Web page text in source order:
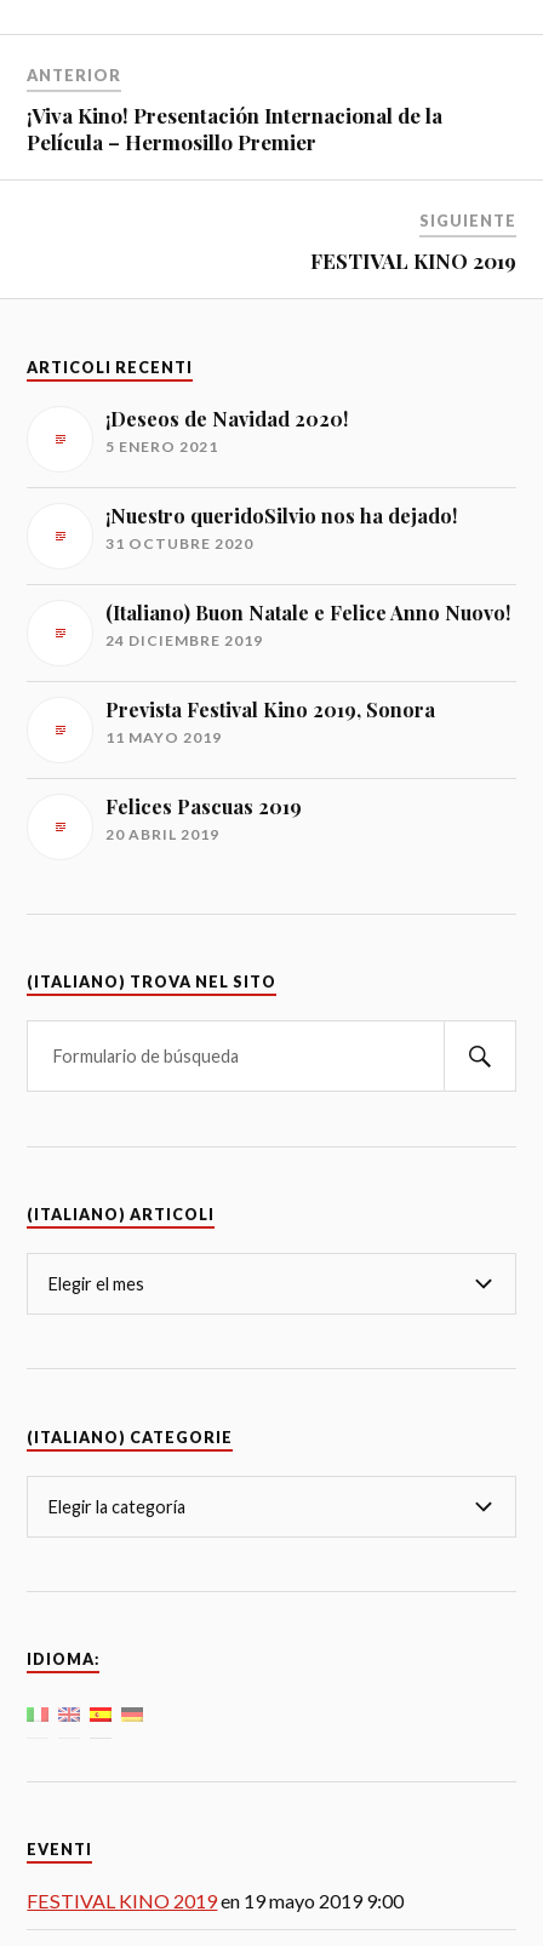
ANTERIOR
¡Viva Kino! Presentación Internacional de la
Película – Hermosillo Premier
SIGUIENTE
FESTIVAL KINO 2019
ARTICOLI RECENTI
¡Deseos de Navidad 2020!
5 ENERO 2021
¡Nuestro queridoSilvio nos ha dejado!
31 OCTUBRE 2020
(Italiano) Buon Natale e Felice Anno Nuovo!
24 DICIEMBRE 2019
Prevista Festival Kino 2019, Sonora
11 MAYO 2019
Felices Pascuas 2019
20 ABRIL 2019
(ITALIANO) TROVA NEL SITO
(ITALIANO) ARTICOLI
(ITALIANO) CATEGORIE
IDIOMA:
EVENTI
FESTIVAL KINO 2019en 19 mayo 2019 9:00